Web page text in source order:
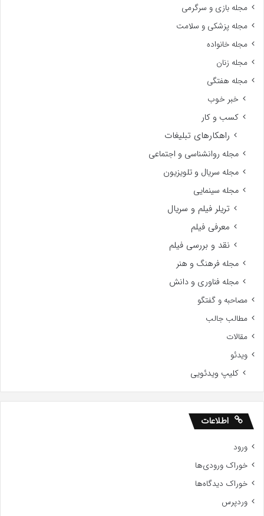
مجله بازی و سرگرمی
مجله پزشکی و سلامت
مجله خانواده
مجله زنان
مجله هفتگی
خبر خوب
کسب و کار
راهکارهای تبلیغات
مجله روانشناسی و اجتماعی
مجله سریال و تلویزیون
مجله سینمایی
تریلر فیلم و سریال
معرفی فیلم
نقد و بررسی فیلم
مجله فرهنگ و هنر
مجله فناوری و دانش
مصاحبه و گفتگو
مطالب جالب
مقالات
ویدئو
کلیپ ویدئویی
اطلاعات
ورود
خوراک ورودی‌ها
خوراک دیدگاه‌ها
وردپرس